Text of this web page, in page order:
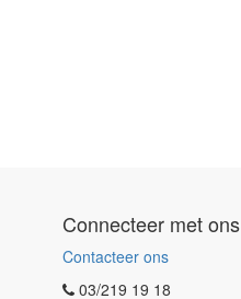
Connecteer met ons
Contacteer ons
03/219 19 18